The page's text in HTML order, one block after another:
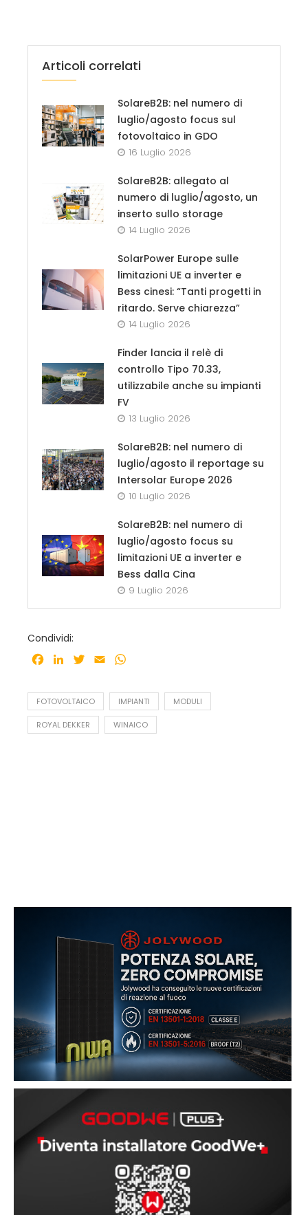
Articoli correlati
SolareB2B: nel numero di
luglio/agosto focus sul
fotovoltaico in GDO
16 Luglio 2026
SolareB2B: allegato al
numero di luglio/agosto, un
inserto sullo storage
14 Luglio 2026
SolarPower Europe sulle
limitazioni UE a inverter e
Bess cinesi: “Tanti progetti in
ritardo. Serve chiarezza”
14 Luglio 2026
Finder lancia il relè di
controllo Tipo 70.33,
utilizzabile anche su impianti
FV
13 Luglio 2026
SolareB2B: nel numero di
luglio/agosto il reportage su
Intersolar Europe 2026
10 Luglio 2026
SolareB2B: nel numero di
luglio/agosto focus su
limitazioni UE a inverter e
Bess dalla Cina
9 Luglio 2026
Condividi:
Facebook
LinkedInTwitter
Email
FOTOVOLTAICO IMPIANTI MODULI
ROYAL DEKKER WINAICO